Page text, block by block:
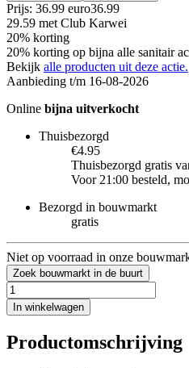
Prijs: 36.99 euro36.99
29.59 met Club Karwei
20% korting
20% korting op bijna alle sanitair
Bekijk alle producten uit deze actie.
Aanbieding t/m 16-08-2026
Online bijna uitverkocht
Thuisbezorgd
€4.95
Thuisbezorgd gratis
Voor 21:00 besteld,
Bezorgd in bouwmarkt
gratis
Niet op voorraad in onze
Zoek bouwmarkt in de buurt
In winkelwagen
Productomschrijving